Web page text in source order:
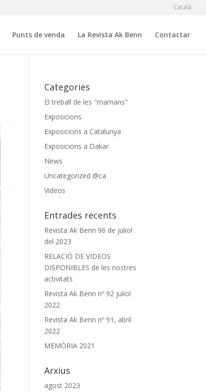
Català
Punts de venda La Revista Ak Benn Contactar
Categories
El treball de les "mamans"
Exposicions
Exposicions a Catalunya
Exposicions a Dakar
News
Uncategorized @ca
Videos
Entrades recents
Revista Ak Benn 96 de juliol
del 2023
RELACIÓ DE VIDEOS
DISPONIBLES de les nostres
activitats
Revista Ak Benn nº 92 juliol
2022
Revista Ak Benn nº 91, abril
2022
MEMÒRIA 2021
Arxius
agost 2023